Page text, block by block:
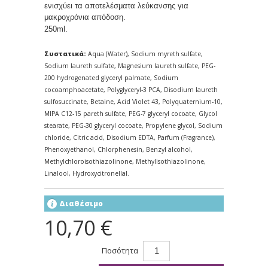
ενισχύει τα αποτελέσματα λεύκανσης για
μακροχρόνια απόδοση.
250ml.
Συστατικά: Aqua (Water), Sodium myreth sulfate,
Sodium laureth sulfate, Magnesium laureth sulfate, PEG-
200 hydrogenated glyceryl palmate, Sodium
cocoamphoacetate, Polyglyceryl-3 PCA, Disodium laureth
sulfosuccinate, Betaine, Acid Violet 43, Polyquaternium-10,
MIPA C12-15 pareth sulfate, PEG-7 glyceryl cocoate, Glycol
stearate, PEG-30 glyceryl cocoate, Propylene glycol, Sodium
chloride, Citric acid, Disodium EDTA, Parfum (Fragrance),
Phenoxyethanol, Chlorphenesin, Benzyl alcohol,
Methylchloroisothiazolinone, Methylisothiazolinone,
Linalool, Hydroxycitronellal.
Διαθέσιμο
10,70 €
Ποσότητα